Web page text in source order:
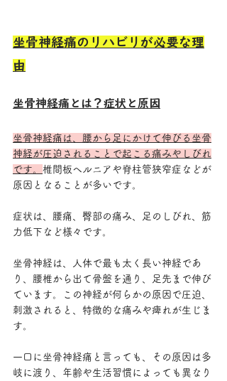
坐骨神経痛のリハビリが必要な理
由
坐骨神経痛とは？症状と原因
坐骨神経痛は、腰から足にかけて伸びる坐骨
神経が圧迫されることで起こる痛みやしびれ
です。 椎間板ヘルニアや脊柱管狭窄症などが
原因となることが多いです。
症状は、腰痛、臀部の痛み、足のしびれ、筋
力低下など様々です。
坐骨神経は、人体で最も太く長い神経であ
り、腰椎から出て骨盤を通り、足先まで伸び
ています。この神経が何らかの原因で圧迫、
刺激されると、特徴的な痛みや痺れが生じま
す。
一口に坐骨神経痛と言っても、その原因は多
岐に渡り、年齢や生活習慣によっても異なり